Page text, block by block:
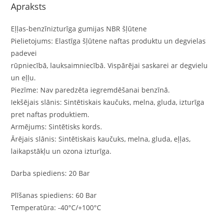
Apraksts
Eļļas-benzīnizturīga gumijas NBR šļūtene
Pielietojums: Elastīga šļūtene naftas produktu un degvielas
padevei
rūpniecībā, lauksaimniecībā. Vispārējai saskarei ar degvielu
un eļļu.
Piezīme: Nav paredzēta iegremdēšanai benzīnā.
Iekšējais slānis: Sintētiskais kaučuks, melna, gluda, izturīga
pret naftas produktiem.
Armējums: Sintētisks kords.
Ārējais slānis: Sintētiskais kaučuks, melna, gluda, eļļas,
laikapstākļu un ozona izturīga.
Darba spiediens: 20 Bar
Plīšanas spiediens: 60 Bar
Temperatūra: -40°C/+100°C